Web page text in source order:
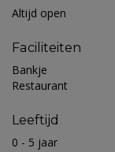
Altijd open
Faciliteiten
Bankje
Restaurant
Leeftijd
0 - 5 jaar